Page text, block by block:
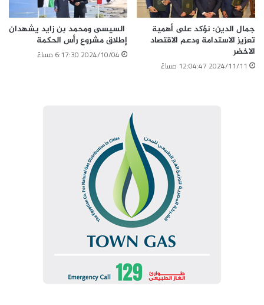
جمال الدين: نؤكد على أهمية
تعزيز الاستدامة ودعم الاقتصاد
الاخضر
2024/11/11 12:04:47 مساءً
السيسى ومحمد بن زايد يشهدان
إطلاق مشروع رأس الحكمة
2024/10/04 6:17:30 مساءً